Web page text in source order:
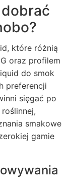
które różnią
oraz profilem
do smok
preferencji
sięgać po
smakowe
gamie